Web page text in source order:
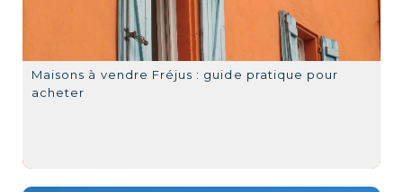
Maisons à vendre Fréjus : guide pratique pour
acheter